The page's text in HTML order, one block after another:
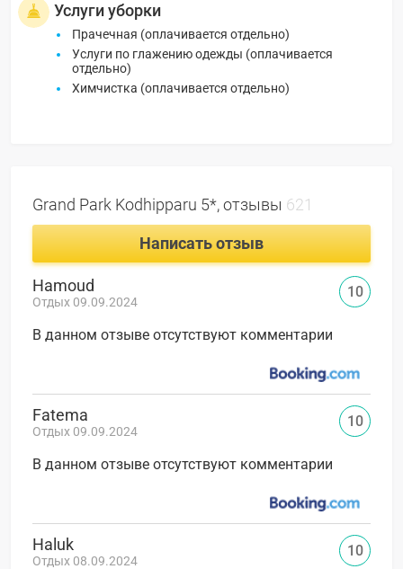
Услуги уборки
Прачечная (оплачивается отдельно)
Услуги по глажению одежды (оплачивается
отдельно)
Химчистка (оплачивается отдельно)
Grand Park Kodhipparu 5*, отзывы 621
Написать отзыв
Hamoud
Отдых 09.09.2024
В данном отзыве отсутствуют комментарии
10
Fatema
Отдых 09.09.2024
В данном отзыве отсутствуют комментарии
10
Haluk
Отдых 08.09.2024
10